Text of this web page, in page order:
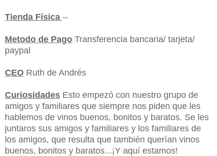
Tienda Física --
Metodo de Pago Transferencia bancaria/ tarjeta/
paypal
CEO Ruth de Andrés
Curiosidades Esto empezó con nuestro grupo de
amigos y familiares que siempre nos piden que les
hablemos de vinos buenos, bonitos y baratos. Se les
juntaros sus amigos y familiares y los familiares de
los amigos, que resulta que también querían vinos
buenos, bonitos y baratos...¡Y aquí estamos!